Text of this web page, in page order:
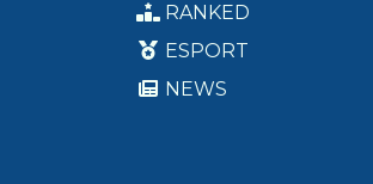
RANKED
ESPORT
NEWS